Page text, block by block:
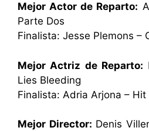
Mejor Actor de Reparto:
Parte Dos
Finalista: Jesse Plemons –
Mejor Actriz de Reparto:
Lies Bleeding
Finalista: Adria Arjona – Hit
Mejor Director: Denis